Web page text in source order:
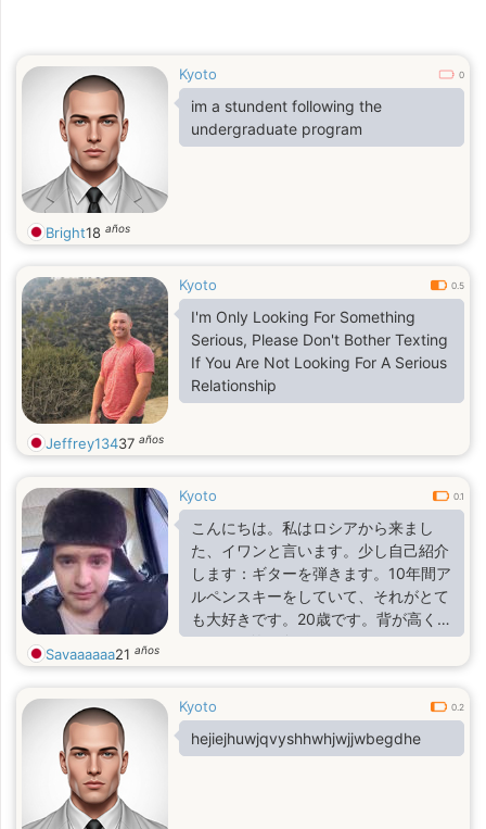
Kyoto 0
im a stundent following the
undergraduate program
Bright18 años
Kyoto 0.5
I'm Only Looking For Something
Serious, Please Don't Bother Texting
If You Are Not Looking For A Serious
Relationship
Jeffrey13437 años
Kyoto 0.1
こんにちは。私はロシアから来まし
た、イワンと言います。少し自己紹介
します：ギターを弾きます。10年間ア
ルペンスキーをしていて、それがとて
も大好きです。20歳です。背が高くな
いです…笑 身長183センチです。
Savaaaaaa21 años
Kyoto 0.2
hejiejhuwjqvyshhwhjwjjwbegdhe